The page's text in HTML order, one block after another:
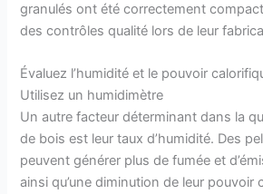
granulés ont été correctement
des contrôles qualité lors de leur
Évaluez l’humidité et le pouvoir
Utilisez un humidimètre
Un autre facteur déterminant dans la
de bois est leur taux d’humidité. Des
peuvent générer plus de fumée et
ainsi qu’une diminution de leur pouvoir